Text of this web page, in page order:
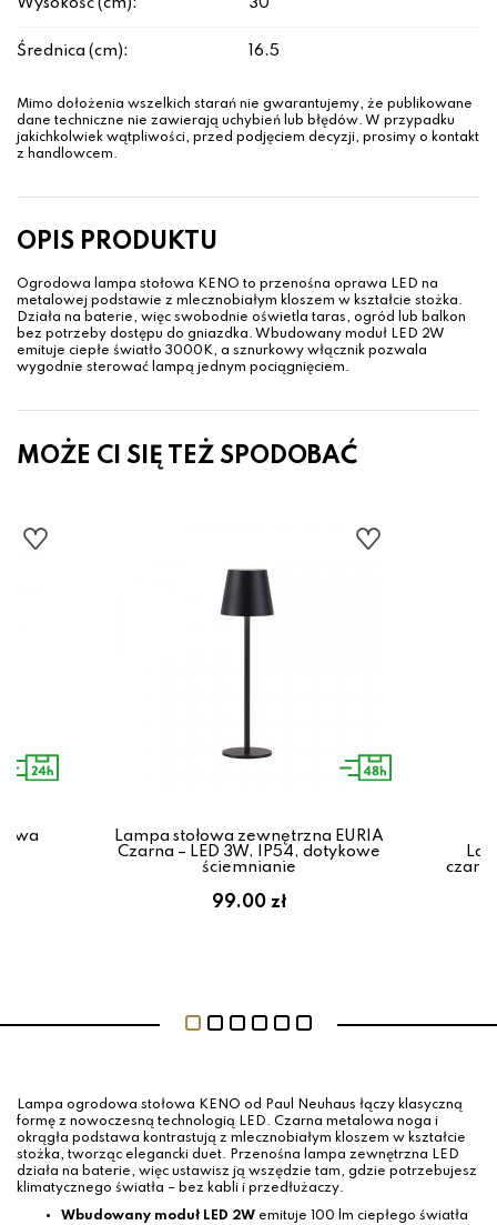
Wysokość (cm): 30
Średnica (cm): 16.5
Mimo dołożenia wszelkich starań nie gwarantujemy, że publikowane
dane techniczne nie zawierają uchybień lub błędów. W przypadku
jakichkolwiek wątpliwości, przed podjęciem decyzji, prosimy o kontakt
z handlowcem.
OPIS PRODUKTU
Ogrodowa lampa stołowa KENO to przenośna oprawa LED na
metalowej podstawie z mlecznobiałym kloszem w kształcie stożka.
Działa na baterie, więc swobodnie oświetla taras, ogród lub balkon
bez potrzeby dostępu do gniazdka. Wbudowany moduł LED 2W
emituje ciepłe światło 3000K, a sznurkowy włącznik pozwala
wygodnie sterować lampą jednym pociągnięciem.
MOŻE CI SIĘ TEŻ SPODOBAĆ
Lampa stołowa zewnętrzna EURIA
Czarna – LED 3W, IP54, dotykowe
ściemnianie
99.00 zł
Lampa ogrodowa stołowa KENO od Paul Neuhaus łączy klasyczną
formę z nowoczesną technologią LED. Czarna metalowa noga i
okrągła podstawa kontrastują z mlecznobiałym kloszem w kształcie
stożka, tworząc elegancki duet. Przenośna lampa zewnętrzna LED
działa na baterie, więc ustawisz ją wszędzie tam, gdzie potrzebujesz
klimatycznego światła – bez kabli i przedłużaczy.
Wbudowany moduł LED 2W emituje 100 lm ciepłego światła